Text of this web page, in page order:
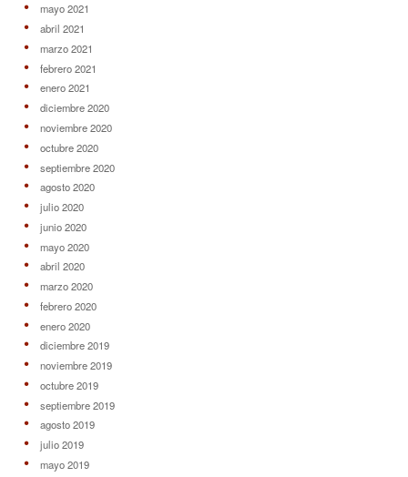
mayo 2021
abril 2021
marzo 2021
febrero 2021
enero 2021
diciembre 2020
noviembre 2020
octubre 2020
septiembre 2020
agosto 2020
julio 2020
junio 2020
mayo 2020
abril 2020
marzo 2020
febrero 2020
enero 2020
diciembre 2019
noviembre 2019
octubre 2019
septiembre 2019
agosto 2019
julio 2019
mayo 2019